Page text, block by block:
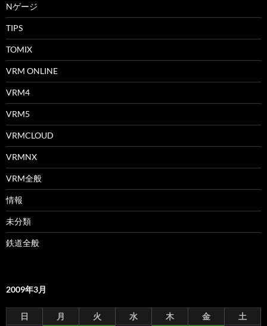
Nゲージ
TIPS
TOMIX
VRM ONLINE
VRM4
VRM5
VRMCLOUD
VRMNX
VRM全般
情報
未分類
鉄道全般
2009年3月
日 月 火 水 木 金 土